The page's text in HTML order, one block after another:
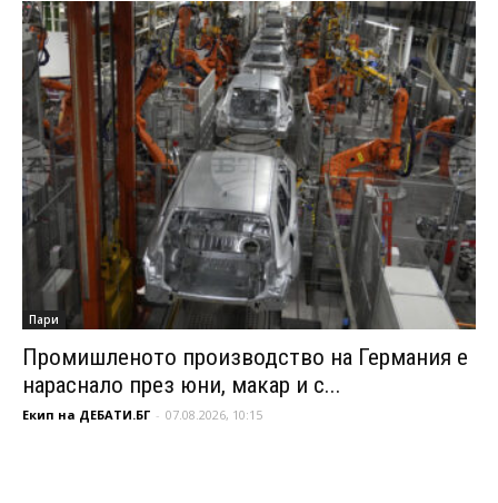
Пари
Промишленото производство на Германия е
нараснало през юни, макар и с...
Екип на ДЕБАТИ.БГ - 07.08.2026, 10:15